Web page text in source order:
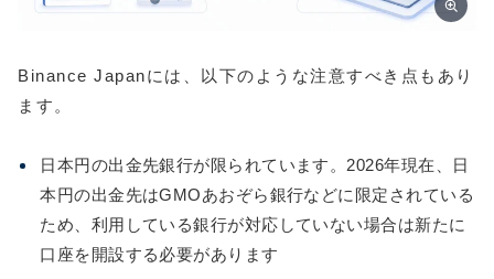
Binance Japanには、以下のような注意すべき点もあり
ます。
日本円の出金先銀行が限られています。2026年現在、日
本円の出金先はGMOあおぞら銀行などに限定されている
ため、利用している銀行が対応していない場合は新たに
口座を開設する必要があります